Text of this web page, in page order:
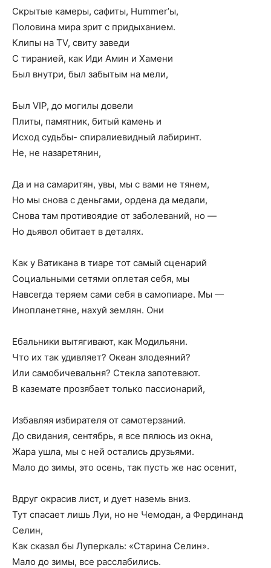
Скрытые камеры, сафиты, Hummer’ы,
Половина мира зрит с придыханием.
Клипы на TV, свиту заведи
С тиранией, как Иди Амин и Хамени
Был внутри, был забытым на мели,
Был VIP, до могилы довели
Плиты, памятник, битый камень и
Исход судьбы- спиралиевидный лабиринт.
Не, не назаретянин,
Да и на самаритян, увы, мы с вами не тянем,
Но мы снова с деньгами, ордена да медали,
Снова там противоядие от заболеваний, но —
Но дьявол обитает в деталях.
Как у Ватикана в тиаре тот самый сценарий
Социальными сетями оплетая себя, мы
Навсегда теряем сами себя в самопиаре. Мы —
Инопланетяне, нахуй землян. Они
Ебальники вытягивают, как Модильяни.
Что их так удивляет? Океан злодеяний?
Или самобичевальня? Стекла запотевают.
В каземате прозябает только пассионарий,
Избавляя избирателя от самотерзаний.
До свидания, сентябрь, я все пялюсь из окна,
Жара ушла, мы с ней остались друзьями.
Мало до зимы, это осень, так пусть же нас осенит,
Вдруг окрасив лист, и дует наземь вниз.
Тут спасает лишь Луи, но не Чемодан, а Фердинанд
Селин,
Как сказал бы Луперкаль: «Старина Селин».
Мало до зимы, все расслабились.